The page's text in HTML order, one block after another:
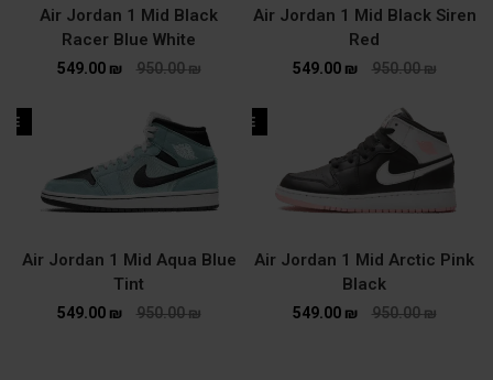
Air Jordan 1 Mid Black Siren
Red
950.00₪
549.00 ₪
Air Jordan 1 Mid Black
Racer Blue White
950.00₪
549.00 ₪
SALE
Air Jordan 1 Mid Arctic Pink
Black
950.00₪
549.00 ₪
Air Jordan 1 Mid Aqua Blue
Tint
950.00₪
549.00 ₪